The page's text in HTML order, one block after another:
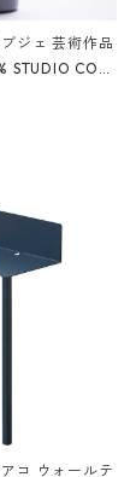
ジェ 芸術作品
STUDIO COH
ーセント ス
コ ウォールテ